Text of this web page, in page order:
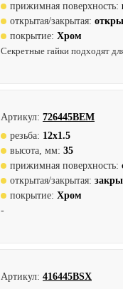
прижимная поверхность:
открытая/закрытая:
покрытие: Хром
Секретные гайки подходят
Артикул: 726445BEM
резьба: 12х1.5
высота, мм: 35
прижимная поверхность:
открытая/закрытая:
покрытие: Хром
-
Артикул: 416445BSX